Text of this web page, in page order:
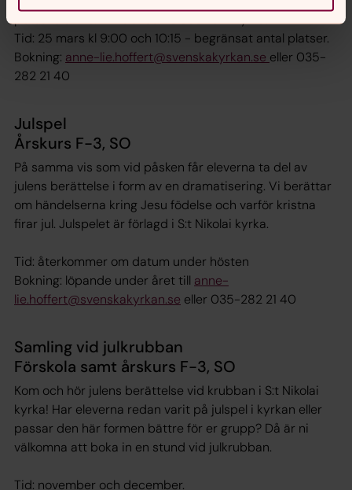
personalen i S:t Nikolai och Olaus Petri kyrka.
Tid: 25 mars kl 9:00 och 10:15 - begränsat antal platser.
Bokning: anne-lie.hoffert@svenskakyrkan.se eller 035-
282 21 40
Julspel
Årskurs F-3, SO
På samma vis som vid påsken får eleverna ta del av
julens berättelse i form av en dramatisering. Vi berättar
om händelserna kring Jesu födelse och varför kristna
firar jul. Julspelet är förlagd i S:t Nikolai kyrka.
Tid: återkommer om datum under hösten
Bokning: löpande under året till anne-
lie.hoffert@svenskakyrkan.se eller 035-282 21 40
Samling vid julkrubban
Förskola samt årskurs F-3, SO
Kom och hör julens berättelse vid krubban i S:t Nikolai
kyrka! Har eleverna redan varit på julspel i kyrkan eller
passar den här formen bättre för er grupp? Då är ni
välkomna att boka in en stund vid julkrubban.
Tid: november och december.